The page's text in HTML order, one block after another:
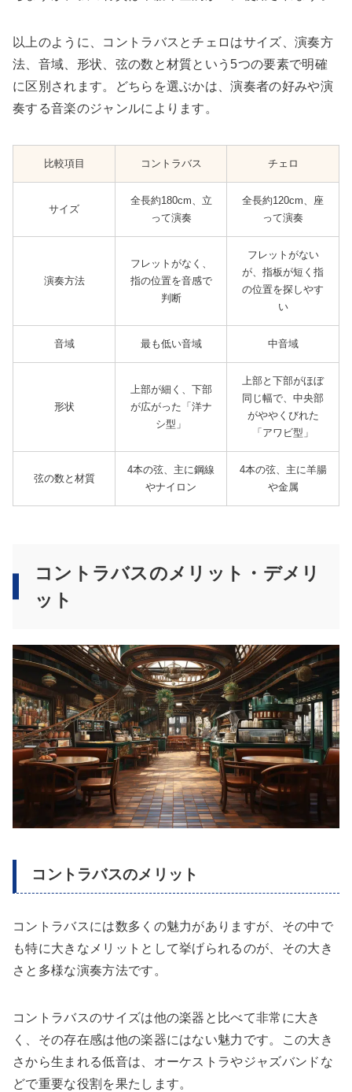
以上のように、コントラバスとチェロはサイズ、演奏方
法、音域、形状、弦の数と材質という5つの要素で明確
に区別されます。どちらを選ぶかは、演奏者の好みや演
奏する音楽のジャンルによります。
比較項目 コントラバス チェロ
サイズ
全長約180cm、立
って演奏
全長約120cm、座
って演奏
演奏方法
フレットがなく、
指の位置を音感で
判断
フレットがない
が、指板が短く指
の位置を探しやす
い
音域 最も低い音域 中音域
形状
上部が細く、下部
が広がった「洋ナ
シ型」
上部と下部がほぼ
同じ幅で、中央部
がややくびれた
「アワビ型」
弦の数と材質
4本の弦、主に鋼線
やナイロン
4本の弦、主に羊腸
や金属
コントラバスのメリット・デメリ
ット
コントラバスのメリット
コントラバスには数多くの魅力がありますが、その中で
も特に大きなメリットとして挙げられるのが、その大き
さと多様な演奏方法です。
コントラバスのサイズは他の楽器と比べて非常に大き
く、その存在感は他の楽器にはない魅力です。この大き
さから生まれる低音は、オーケストラやジャズバンドな
どで重要な役割を果たします。